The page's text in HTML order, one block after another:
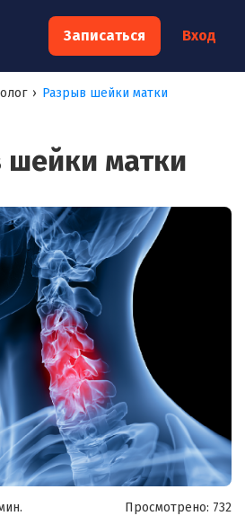
Записаться Вход
› Разрыв шейки матки
шейки матки
Просмотрено: 732
×
на консультацию к
моих персональных данных